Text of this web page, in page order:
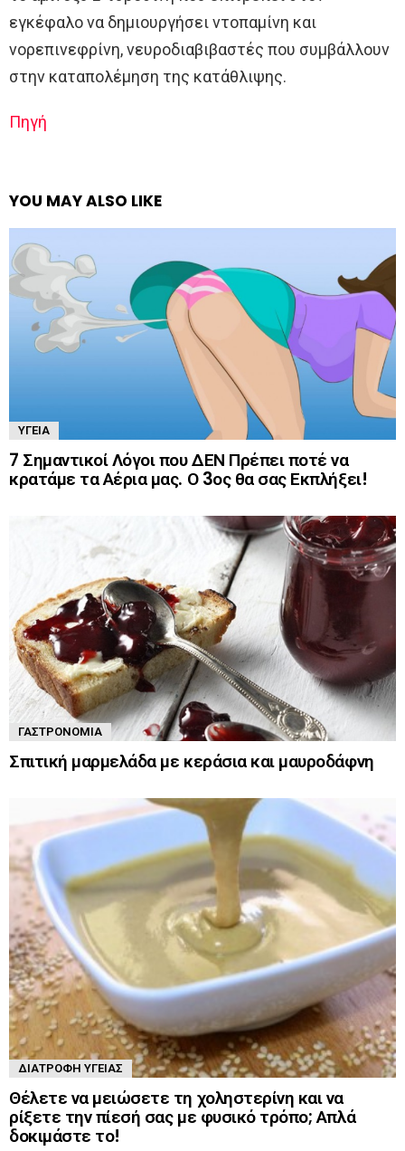
εγκέφαλο να δημιουργήσει ντοπαμίνη και
νορεπινεφρίνη, νευροδιαβιβαστές που συμβάλλουν
στην καταπολέμηση της κατάθλιψης.
Πηγή
YOU MAY ALSO LIKE
ΥΓΕΊΑ
7 Σημαντικοί Λόγοι που ΔΕΝ Πρέπει ποτέ να
κρατάμε τα Αέρια μας. Ο 3ος θα σας Εκπλήξει!
ΓΑΣΤΡΟΝΟΜΊΑ
Σπιτική μαρμελάδα με κεράσια και μαυροδάφνη
ΔΙΑΤΡΟΦΉ ΥΓΕΊΑΣ
Θέλετε να μειώσετε τη χοληστερίνη και να
ρίξετε την πίεσή σας με φυσικό τρόπο; Απλά
δοκιμάστε το!